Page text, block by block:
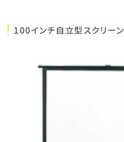
100インチ自立型スクリーン